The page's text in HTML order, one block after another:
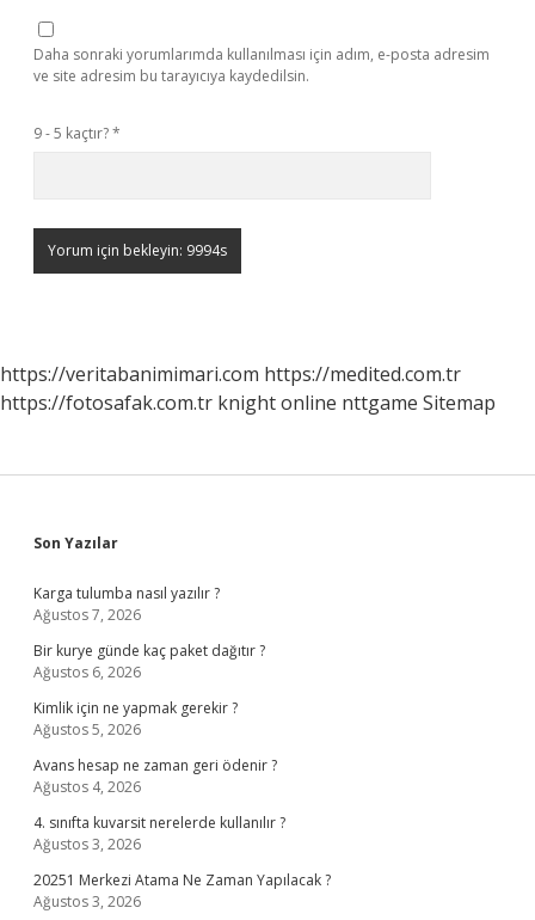
Daha sonraki yorumlarımda kullanılması için adım, e-posta adresim
ve site adresim bu tarayıcıya kaydedilsin.
9 - 5 kaçtır?*
https://veritabanimimari.com https://medited.com.tr
https://fotosafak.com.tr knight online nttgame Sitemap
Sidebar
Son Yazılar
Karga tulumba nasıl yazılır ?
Ağustos 7, 2026
Bir kurye günde kaç paket dağıtır ?
Ağustos 6, 2026
Kimlik için ne yapmak gerekir ?
Ağustos 5, 2026
Avans hesap ne zaman geri ödenir ?
Ağustos 4, 2026
4. sınıfta kuvarsit nerelerde kullanılır ?
Ağustos 3, 2026
20251 Merkezi Atama Ne Zaman Yapılacak ?
Ağustos 3, 2026